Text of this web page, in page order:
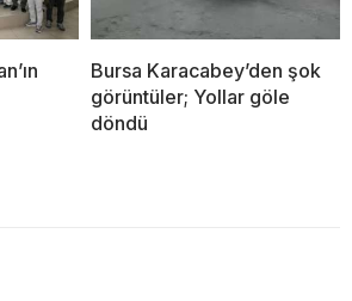
Bursa Karacabey’den şok
görüntüler; Yollar göle
döndü